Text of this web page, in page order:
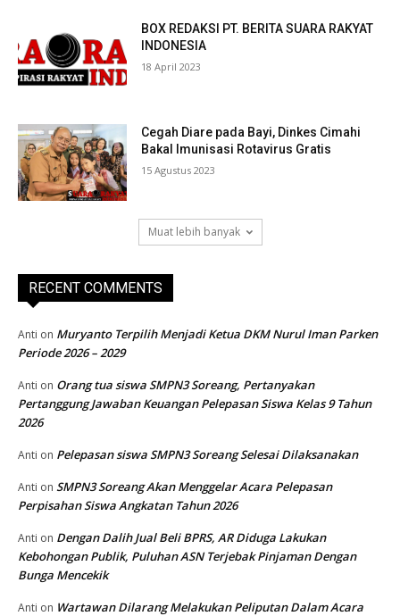
BOX REDAKSI PT. BERITA SUARA RAKYAT
INDONESIA
18 April 2023
Cegah Diare pada Bayi, Dinkes Cimahi
Bakal Imunisasi Rotavirus Gratis
15 Agustus 2023
Muat lebih banyak
RECENT COMMENTS
Anti on Muryanto Terpilih Menjadi Ketua DKM Nurul Iman Parken
Periode 2026 – 2029
Anti on Orang tua siswa SMPN3 Soreang, Pertanyakan
Pertanggung Jawaban Keuangan Pelepasan Siswa Kelas 9 Tahun
2026
Anti on Pelepasan siswa SMPN3 Soreang Selesai Dilaksanakan
Anti on SMPN3 Soreang Akan Menggelar Acara Pelepasan
Perpisahan Siswa Angkatan Tahun 2026
Anti on Dengan Dalih Jual Beli BPRS, AR Diduga Lakukan
Kebohongan Publik, Puluhan ASN Terjebak Pinjaman Dengan
Bunga Mencekik
Anti on Wartawan Dilarang Melakukan Peliputan Dalam Acara